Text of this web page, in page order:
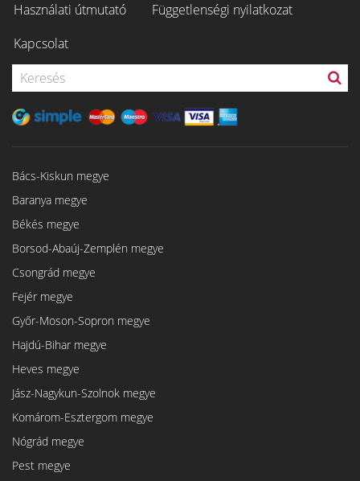
Használati útmutató
Függetlenségi nyilatkozat
Kapcsolat
Bács-Kiskun megye
Baranya megye
Békés megye
Borsod-Abaúj-Zemplén megye
Csongrád megye
Fejér megye
Győr-Moson-Sopron megye
Hajdú-Bihar megye
Heves megye
Jász-Nagykun-Szolnok megye
Komárom-Esztergom megye
Nógrád megye
Pest megye